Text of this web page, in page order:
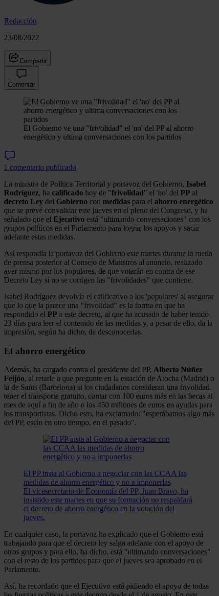
Redacción
23/08/2022
Compartir
Comentar
El Gobierno ve una "frivolidad" el 'no' del PP al ahorro
energético y ultima conversaciones con los partidos
1 comentario publicado
La ministra de Política Territorial y portavoz del Gobierno, Isabel
Rodríguez, ha calificado hoy de "frivolidad" el 'no' del PP al
decreto Ley del Gobierno con medidas para el ahorro energético
que se prevé convalidar este jueves en el pleno del Congreso, y ha
señalado que el Ejecutivo está "ultimando conversaciones" con los
grupos políticos en el Parlamento para lograr los apoyos y sacar
adelante estas medidas.
Así respondía la portavoz del Gobierno este martes durante la rueda
de prensa posterior al Consejo de Ministros al anuncio, realizado
ayer mismo por los populares, de que votarán en contra de ese
Decreto Ley si no se corrigen las "frivolidades" que contiene.
Isabel Rodríguez devolvía el calificativo a los 'populares' al asegurar
que lo que la parece una "frivolidad" es la forma en que ha
respondido el PP a este decreto, al que ha acusado de haber tenido
23 días para leer el contenido de las medidas y, a pesar de ello, da la
impresión, según ha dicho, de desconocerlas.
El ahorro energético
Además, ha cargado contra el presidente del PP, Alberto Núñez
Feijóo, al retarle a que pregunte en la estación de Atocha (Madrid) o
la de Sants (Barcelona) si los ciudadanos consideran una frivolidad
tener el transporte gratuito, contar con 100 euros más en las becas al
mes de aquí a fin de año o los 450 millones de euros en ayudas para
los transportistas. Dicho esto, ha exclamado: "esperábamos algo más
del PP, están en otro tiempo, en el pasado".
El PP insta al Gobierno a negociar con las CCAA las
medidas de ahorro energético y no a imponerlas
El vicesecretario de Economía del PP, Juan Bravo, ha
insistido este martes en que su formación no respaldará
el decreto de ahorro energético en la votación del
jueves.
En cualquier caso, la portavoz ha explicado que el Gobierno está
trabajando para que el decreto ley salga adelante con el apoyo de
otros grupos y para ello, ha dicho, está "ultimando conversaciones"
con el resto de los partidos para que el jueves sea aprobado en el
Parlamento.
Así, ha recordado que el Ejecutivo está pidiendo el apoyo de todas